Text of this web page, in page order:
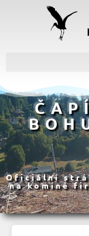
Oficiální
na komíně